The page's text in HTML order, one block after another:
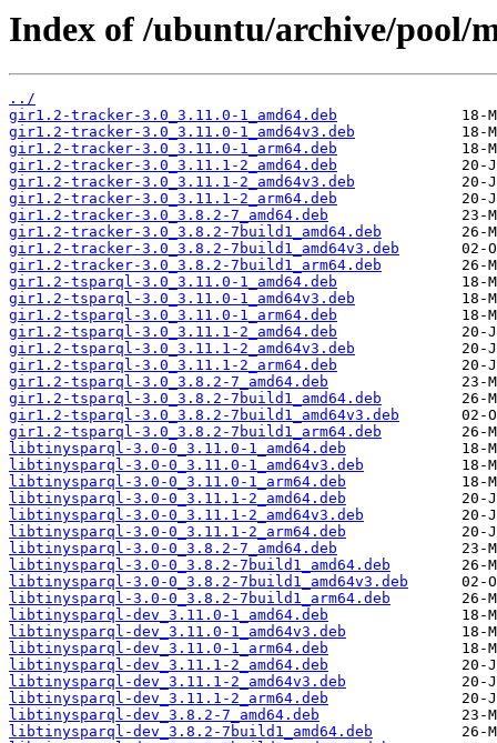
Index of /ubuntu/archive/pool/
../
gir1.2-tracker-3.0_3.11.0-1_amd64.deb
gir1.2-tracker-3.0_3.11.0-1_amd64v3.deb
gir1.2-tracker-3.0_3.11.0-1_arm64.deb
gir1.2-tracker-3.0_3.11.1-2_amd64.deb
gir1.2-tracker-3.0_3.11.1-2_amd64v3.deb
gir1.2-tracker-3.0_3.11.1-2_arm64.deb
gir1.2-tracker-3.0_3.8.2-7_amd64.deb
gir1.2-tracker-3.0_3.8.2-7build1_amd64.deb
gir1.2-tracker-3.0_3.8.2-7build1_amd64v3.deb
gir1.2-tracker-3.0_3.8.2-7build1_arm64.deb
gir1.2-tsparql-3.0_3.11.0-1_amd64.deb
gir1.2-tsparql-3.0_3.11.0-1_amd64v3.deb
gir1.2-tsparql-3.0_3.11.0-1_arm64.deb
gir1.2-tsparql-3.0_3.11.1-2_amd64.deb
gir1.2-tsparql-3.0_3.11.1-2_amd64v3.deb
gir1.2-tsparql-3.0_3.11.1-2_arm64.deb
gir1.2-tsparql-3.0_3.8.2-7_amd64.deb
gir1.2-tsparql-3.0_3.8.2-7build1_amd64.deb
gir1.2-tsparql-3.0_3.8.2-7build1_amd64v3.deb
gir1.2-tsparql-3.0_3.8.2-7build1_arm64.deb
libtinysparql-3.0-0_3.11.0-1_amd64.deb
libtinysparql-3.0-0_3.11.0-1_amd64v3.deb
libtinysparql-3.0-0_3.11.0-1_arm64.deb
libtinysparql-3.0-0_3.11.1-2_amd64.deb
libtinysparql-3.0-0_3.11.1-2_amd64v3.deb
libtinysparql-3.0-0_3.11.1-2_arm64.deb
libtinysparql-3.0-0_3.8.2-7_amd64.deb
libtinysparql-3.0-0_3.8.2-7build1_amd64.deb
libtinysparql-3.0-0_3.8.2-7build1_amd64v3.deb
libtinysparql-3.0-0_3.8.2-7build1_arm64.deb
libtinysparql-dev_3.11.0-1_amd64.deb
libtinysparql-dev_3.11.0-1_amd64v3.deb
libtinysparql-dev_3.11.0-1_arm64.deb
libtinysparql-dev_3.11.1-2_amd64.deb
libtinysparql-dev_3.11.1-2_amd64v3.deb
libtinysparql-dev_3.11.1-2_arm64.deb
libtinysparql-dev_3.8.2-7_amd64.deb
libtinysparql-dev_3.8.2-7build1_amd64.deb